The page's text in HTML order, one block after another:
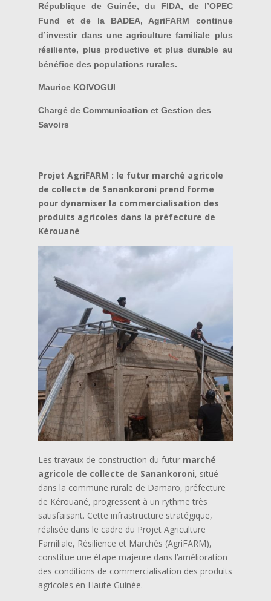
République de Guinée, du FIDA, de l’OPEC
Fund et de la BADEA, AgriFARM continue
d’investir dans une agriculture familiale plus
résiliente, plus productive et plus durable au
bénéfice des populations rurales.
Maurice KOIVOGUI
Chargé de Communication et Gestion des
Savoirs
Projet AgriFARM : le futur marché agricole
de collecte de Sanankoroni prend forme
pour dynamiser la commercialisation des
produits agricoles dans la préfecture de
Kérouané
Les travaux de construction du futur marché
agricole de collecte de Sanankoroni, situé
dans la commune rurale de Damaro, préfecture
de Kérouané, progressent à un rythme très
satisfaisant. Cette infrastructure stratégique,
réalisée dans le cadre du Projet Agriculture
Familiale, Résilience et Marchés (AgriFARM),
constitue une étape majeure dans l’amélioration
des conditions de commercialisation des produits
agricoles en Haute Guinée.